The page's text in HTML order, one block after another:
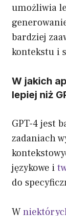
umożliwia
bardziej
kontekstu i
W jakich
lepiej niż
GPT-4 jest
zadaniach
językowe i
do
W